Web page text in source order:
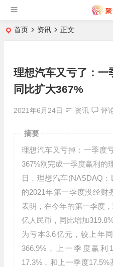
首页 资讯 正文
理想汽车又亏了：一
同比扩大367%
2021年6月24日 资讯 评
摘要
理想汽车又亏掉：一季度
367%刚完成一季度赢利的
日，理想汽车(NASDAQ
的2021年第一季度没经财
表明，在今年的第一季度
亿人民币，同比增加
为亏本3.6亿元，较上年
366.9%，上一季度赢
17.3%，和上一季度